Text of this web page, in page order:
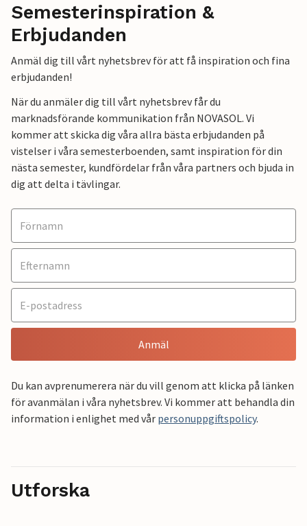
Semesterinspiration &
Erbjudanden
Anmäl dig till vårt nyhetsbrev för att få inspiration och fina
erbjudanden!
När du anmäler dig till vårt nyhetsbrev får du
marknadsförande kommunikation från NOVASOL. Vi
kommer att skicka dig våra allra bästa erbjudanden på
vistelser i våra semesterboenden, samt inspiration för din
nästa semester, kundfördelar från våra partners och bjuda in
dig att delta i tävlingar.
Anmäl
Du kan avprenumerera när du vill genom att klicka på länken
för avanmälan i våra nyhetsbrev. Vi kommer att behandla din
information i enlighet med vår personuppgiftspolicy.
Utforska